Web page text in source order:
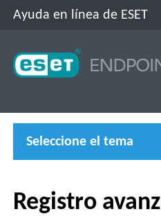
Ayuda en línea de ESET
Seleccione el tema
Registro